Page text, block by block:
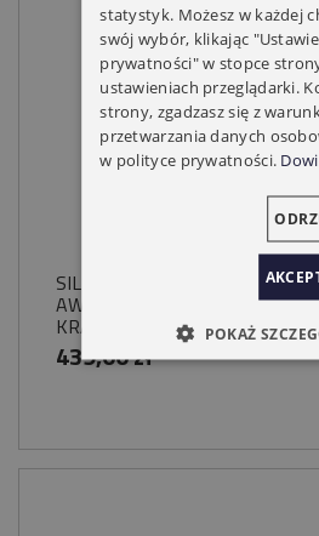
SILNIK CAME 50NM
AWARYJNE OTWIERANIE
KRAŃCÓWKI
439,00 zł
statystyk. Możesz w każdej
swój wybór, klikając
prywatności" w stopce
ustawieniach przeglądarki.
strony, zgadzasz się z
przetwarzania danych
w polityce prywatności.
POKAŻ